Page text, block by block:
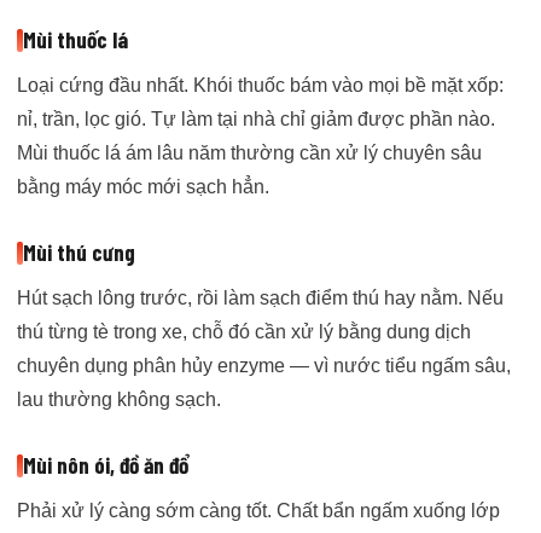
Mùi thuốc lá
Loại cứng đầu nhất. Khói thuốc bám vào mọi bề mặt xốp:
nỉ, trần, lọc gió. Tự làm tại nhà chỉ giảm được phần nào.
Mùi thuốc lá ám lâu năm thường cần xử lý chuyên sâu
bằng máy móc mới sạch hẳn.
Mùi thú cưng
Hút sạch lông trước, rồi làm sạch điểm thú hay nằm. Nếu
thú từng tè trong xe, chỗ đó cần xử lý bằng dung dịch
chuyên dụng phân hủy enzyme — vì nước tiểu ngấm sâu,
lau thường không sạch.
Mùi nôn ói, đồ ăn đổ
Phải xử lý càng sớm càng tốt. Chất bẩn ngấm xuống lớp